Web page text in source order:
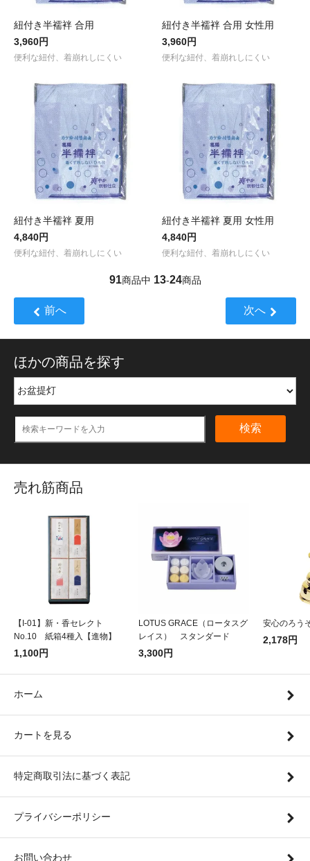
紐付き半襦袢 合用
3,960円
便利な紐付、着崩れしにくい
紐付き半襦袢 合用 女性用
3,960円
便利な紐付、着崩れしにくい
紐付き半襦袢 夏用
4,840円
便利な紐付、着崩れしにくい
紐付き半襦袢 夏用 女性用
4,840円
便利な紐付、着崩れしにくい
91商品中 13-24商品
前へ 次へ
ほかの商品を探す
検索
売れ筋商品
【I-01】新・香セレクト
No.10 紙箱4種入【進物】
1,100円
LOTUS GRACE（ロータスグ
レイス） スタンダード
3,300円
安心のろう
2,178円
ホーム
カートを見る
特定商取引法に基づく表記
プライバシーポリシー
お問い合わせ